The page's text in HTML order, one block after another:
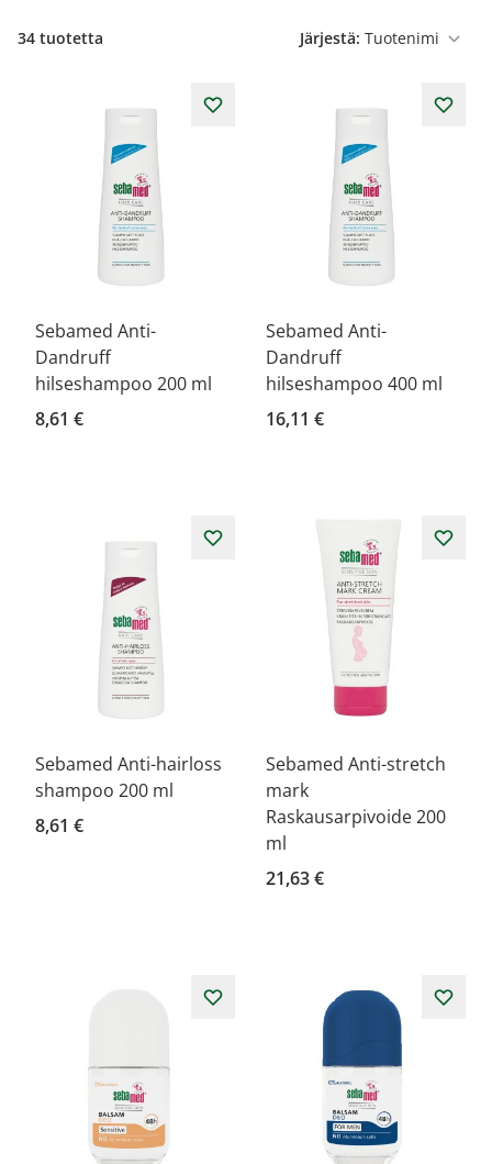
34 tuotetta Järjestä:
Sebamed Anti-
Dandruff
hilseshampoo 200 ml
8,61 €
Sebamed Anti-
Dandruff
hilseshampoo 400 ml
16,11 €
Sebamed Anti-hairloss
shampoo 200 ml
8,61 €
Sebamed Anti-stretch
mark
Raskausarpivoide 200
ml
21,63 €